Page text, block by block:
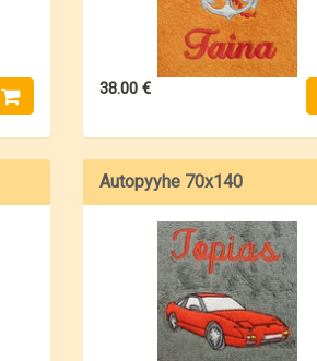
38.00 €
Autopyyhe 70x140